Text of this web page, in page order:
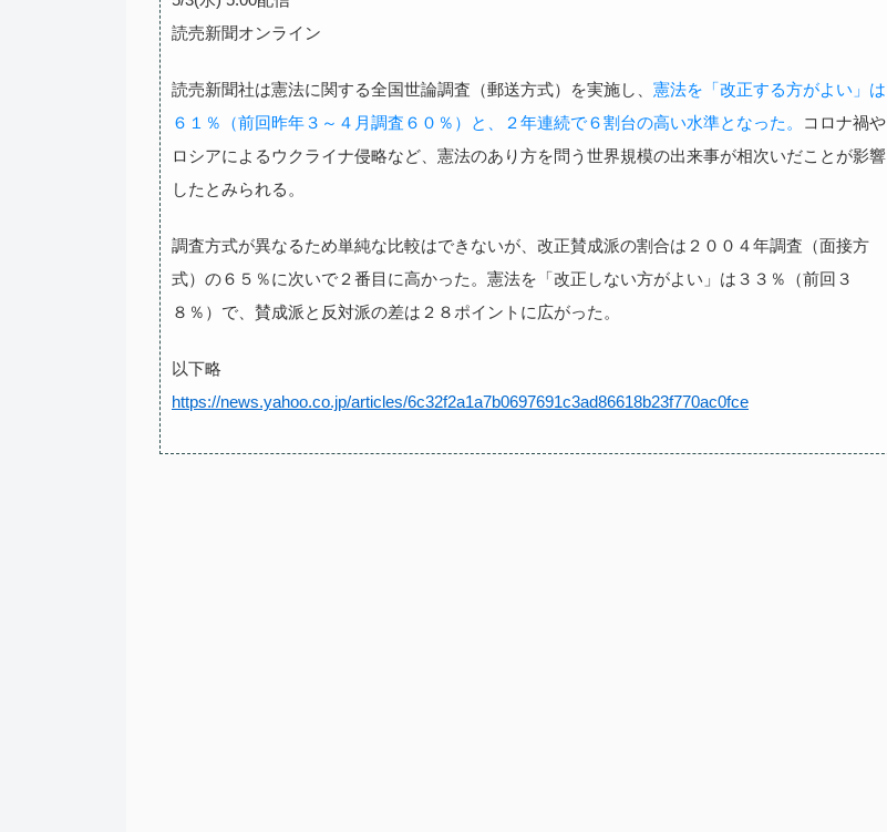
読売新聞オンライン
読売新聞社は憲法に関する全国世論調査（郵送方式）を実施し、 憲法を「改正する方がよい」は
６１％（前回昨年３～４月調査６０％）と、２年連続で６割台の高い水準となった。
コロナ禍や
ロシアによるウクライナ侵略など、憲法のあり方を問う世界規模の出来事が相次いだことが影響
したとみられる。
調査方式が異なるため単純な比較はできないが、改正賛成派の割合は２００４年調査（面接方
式）の６５％に次いで２番目に高かった。憲法を「改正しない方がよい」は３３％（前回３
８％）で、賛成派と反対派の差は２８ポイントに広がった。
以下略
https://news.yahoo.co.jp/articles/6c32f2a1a7b0697691c3ad86618b23f770ac0fce